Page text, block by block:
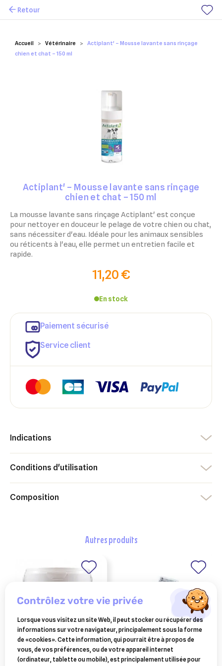
Mes favoris
Accueil Vétérinaire
Actiplant' – Mousse lavante sans rinçage
chien et chat – 150 ml
Retour
Actiplant' – Mousse lavante sans rinçage
chien et chat – 150 ml
La mousse lavante sans rinçage Actiplant' est conçue
pour nettoyer en douceur le pelage de votre chien ou chat,
sans nécessiter d'eau. Idéale pour les animaux sensibles
ou réticents à l'eau, elle permet un entretien facile et
rapide.
11,20 €
En stock
Paiement sécurisé
Service client
Indications
Conditions d'utilisation
Composition
autres produits
HORSE MASTER
glue'n trap horse
aiguille triple biseaux à
usage multiple
Ajouter à ma liste d'envies
Créer une nouvelle liste
Créer une liste d'envies
Connexion
Vous devez être connecté pour ajouter des produits à votre
contrôlez votre vie privée
Lorsque vous visitez un site Web, il peut stocker ou récupérer des
informations sur votre navigateur, principalement sous la forme
de «cookies». Cette information, qui pourrait être à propos de
vous, de vos préférences, ou de votre appareil internet
(ordinateur, tablette ou mobile), est principalement utilisée pour